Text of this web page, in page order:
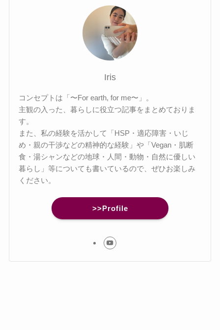
Iris
コンセプトは「〜For earth, for me〜」。
主観の入った、暮らしに役立つ記事をまとめておりま
す。
また、私の経験を活かして「HSP・適応障害・いじ
め・親の干渉などの精神的な経験」や「Vegan・肌断
食・湯シャンなどの地球・人間・動物・自然に優しい
暮らし」等についても書いているので、ぜひお楽しみ
ください。
>>Profile